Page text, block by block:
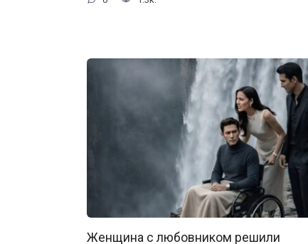
Женщина с любовником решили